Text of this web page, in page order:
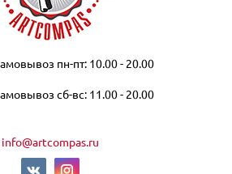
пн-пт: 10.00 - 20.00
сб-вс: 11.00 - 20.00
info@artcompas.ru